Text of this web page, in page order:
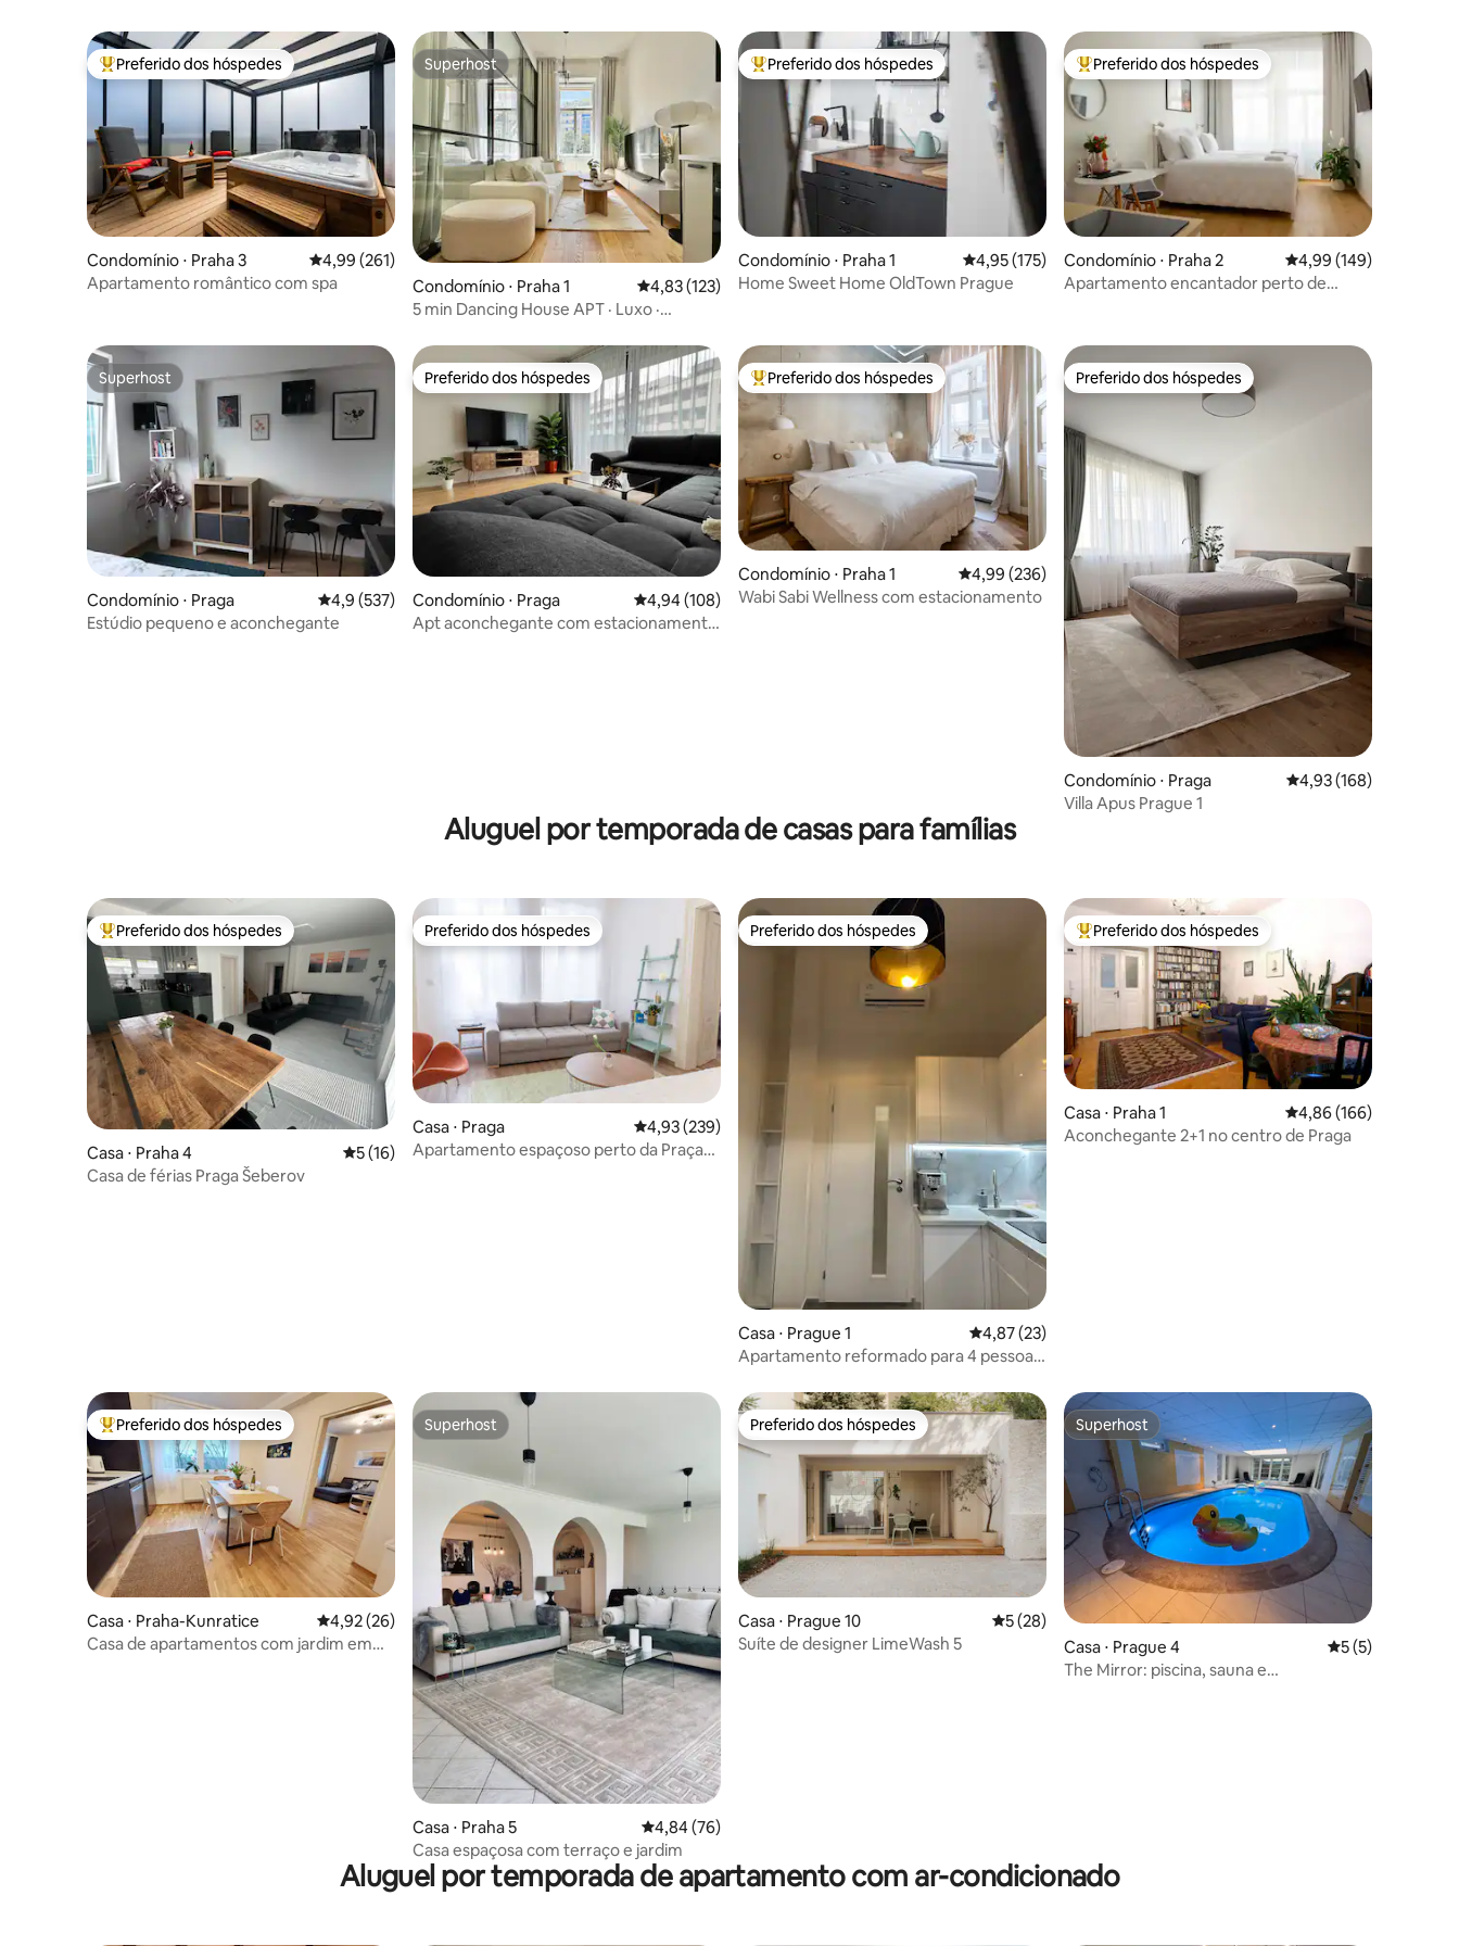
Entre os melhores preferidos dos hóspedes
Preferido dos hóspedes
Condomínio ⋅ Praha 3 4,99 de uma avaliação média de 5, 261 avaliações
4,99 (261)
Apartamento romântico com spa
Superhost
Superhost
Condomínio ⋅ Praha 1 4,83 de uma avaliação média de 5, 123 avaliações
4,83 (123)
5 min Dancing House APT · Luxo ·
Entre os melhores preferidos dos hóspedes
Preferido dos hóspedes
Condomínio ⋅ Praha 1 4,95 de uma avaliação média de 5, 175 avaliações
4,95 (175)
Home Sweet Home OldTown Prague
Entre os melhores preferidos dos hóspedes
Preferido dos hóspedes
Condomínio ⋅ Praha 2 4,99 de uma avaliação
4,99 (149)
Apartamento encantador perto de
Superhost
Superhost
Condomínio ⋅ Praga 4,9 de uma avaliação média de 5, 537 avaliações
4,9 (537)
Estúdio pequeno e aconchegante
Preferido dos hóspedes
Preferido dos hóspedes
Condomínio ⋅ Praga 4,94 de uma avaliação média de 5, 108 avaliações
4,94 (108)
Apt aconchegante com estacionamento
Entre os melhores preferidos dos hóspedes
Preferido dos hóspedes
Condomínio ⋅ Praha 1 4,99 de uma avaliação média de 5, 236 avaliações
4,99 (236)
Wabi Sabi Wellness com estacionamento
Preferido dos hóspedes
Preferido dos hóspedes
Condomínio ⋅ Praga 4,93 de uma avaliação
4,93 (168)
Villa Apus Prague 1
Aluguel por temporada de casas para famílias
Entre os melhores preferidos dos hóspedes
Preferido dos hóspedes
Casa ⋅ Praha 4 5 de uma avaliação média de 5, 16 avaliações
5 (16)
Casa de férias Praga Šeberov
Preferido dos hóspedes
Preferido dos hóspedes
Casa ⋅ Praga 4,93 de uma avaliação média de 5, 239 avaliações
4,93 (239)
Apartamento espaçoso perto da Praça
Preferido dos hóspedes
Preferido dos hóspedes
Casa ⋅ Prague 1 4,87 de uma avaliação média de 5, 23 avaliações
4,87 (23)
Apartamento reformado para 4 pessoas
Entre os melhores preferidos dos hóspedes
Preferido dos hóspedes
Casa ⋅ Praha 1 4,86 de uma avaliação
4,86 (166)
Aconchegante 2+1 no centro de Praga
Entre os melhores preferidos dos hóspedes
Preferido dos hóspedes
Casa ⋅ Praha-Kunratice 4,92 de uma avaliação média de 5, 26 avaliações
4,92 (26)
Casa de apartamentos com jardim em
Superhost
Superhost
Casa ⋅ Praha 5 4,84 de uma avaliação média de 5, 76 avaliações
4,84 (76)
Casa espaçosa com terraço e jardim
Preferido dos hóspedes
Preferido dos hóspedes
Casa ⋅ Prague 10 5 de uma avaliação média de 5, 28 avaliações
5 (28)
Suíte de designer LimeWash 5
Superhost
Superhost
Casa ⋅ Prague 4 5 de uma
5 (5)
The Mirror: piscina, sauna e
Aluguel por temporada de apartamento com ar-condicionado